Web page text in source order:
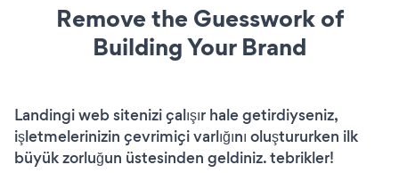
Remove the Guesswork of
Building Your Brand
Landingi web sitenizi çalışır hale getirdiyseniz,
işletmelerinizin çevrimiçi varlığını oluştururken ilk
büyük zorluğun üstesinden geldiniz. tebrikler!